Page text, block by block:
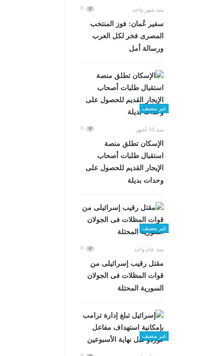
منذ شهر واحد 0
سفير عُمان: فوز المنتخب
المصرى فخر لكل العرب
ورسالة أمل
غير مصنف
منذ 10 أشهر 0
الإسكان تطلق منصة
استقبال طلبات أصحاب
الإيجار القديم للحصول على
وحدات بديلة
غير مصنف
منذ عام واحد 0
مقتل رقيب إسرائيلى من
قوات المظلات فى الجولان
السورية المحتلة
غير مصنف